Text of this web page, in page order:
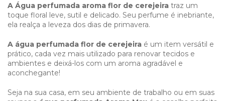
A Água perfumada aroma flor de cerejeira traz um
toque floral leve, sutil e delicado. Seu perfume é inebriante,
ela realça a leveza dos dias de primavera.
A água perfumada flor de cerejeira é um item versátil e
prático, cada vez mais utilizado para renovar tecidos e
ambientes e deixá-los com um aroma agradável e
aconchegante!
Seja na sua casa, em seu ambiente de trabalho ou em suas